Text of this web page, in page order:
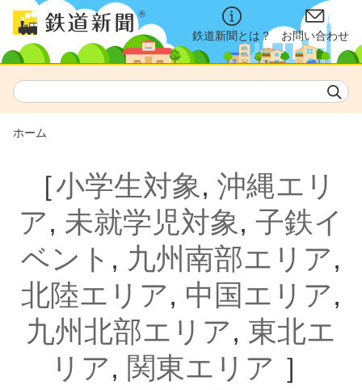
鉄道新聞とは？ お問い合わせ
ホーム
［小学生対象, 沖縄エリ
ア, 未就学児対象, 子鉄イ
ベント , 九州南部エリア,
北陸エリア, 中国エリア,
九州北部エリア, 東北エ
リア, 関東エリア ］